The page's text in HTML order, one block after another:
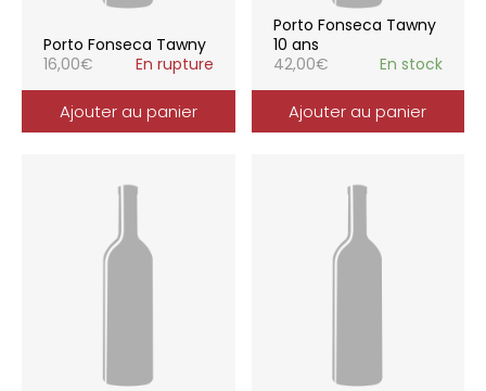
Porto Fonseca Tawny
16,00€ En rupture
Ajouter au panier
Porto Fonseca Tawny
10 ans
42,00€ En stock
Ajouter au panier